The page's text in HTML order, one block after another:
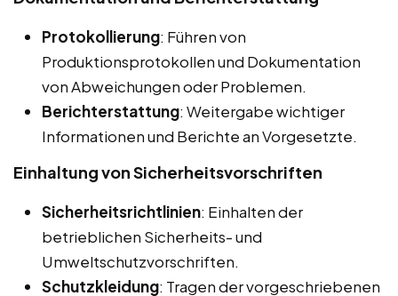
Protokollierung: Führen von
Produktionsprotokollen und Dokumentation
von Abweichungen oder Problemen.
Berichterstattung: Weitergabe wichtiger
Informationen und Berichte an Vorgesetzte.
Einhaltung von Sicherheitsvorschriften
Sicherheitsrichtlinien: Einhalten der
betrieblichen Sicherheits- und
Umweltschutzvorschriften.
Schutzkleidung: Tragen der vorgeschriebenen